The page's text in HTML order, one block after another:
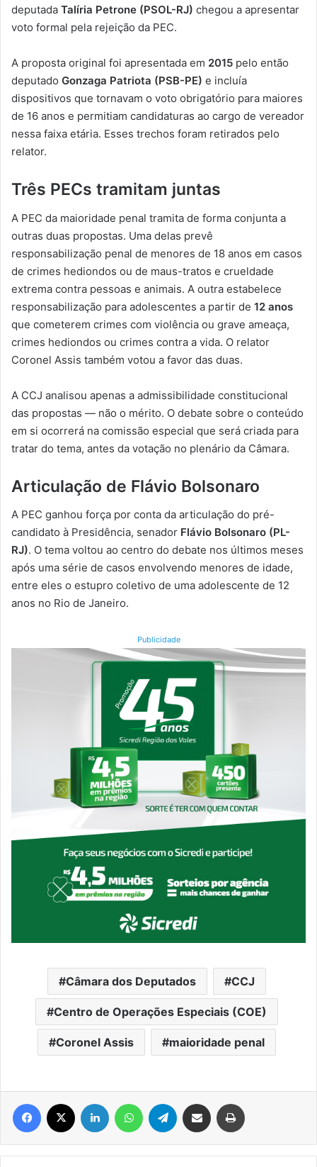
deputada Talíria Petrone (PSOL-RJ) chegou a apresentar
voto formal pela rejeição da PEC.
A proposta original foi apresentada em 2015 pelo então
deputado Gonzaga Patriota (PSB-PE) e incluía
dispositivos que tornavam o voto obrigatório para maiores
de 16 anos e permitiam candidaturas ao cargo de vereador
nessa faixa etária. Esses trechos foram retirados pelo
relator.
Três PECs tramitam juntas
A PEC da maioridade penal tramita de forma conjunta a
outras duas propostas. Uma delas prevê
responsabilização penal de menores de 18 anos em casos
de crimes hediondos ou de maus-tratos e crueldade
extrema contra pessoas e animais. A outra estabelece
responsabilização para adolescentes a partir de 12 anos
que cometerem crimes com violência ou grave ameaça,
crimes hediondos ou crimes contra a vida. O relator
Coronel Assis também votou a favor das duas.
A CCJ analisou apenas a admissibilidade constitucional
das propostas — não o mérito. O debate sobre o conteúdo
em si ocorrerá na comissão especial que será criada para
tratar do tema, antes da votação no plenário da Câmara.
Articulação de Flávio Bolsonaro
A PEC ganhou força por conta da articulação do pré-
candidato à Presidência, senador Flávio Bolsonaro (PL-
RJ). O tema voltou ao centro do debate nos últimos meses
após uma série de casos envolvendo menores de idade,
entre eles o estupro coletivo de uma adolescente de 12
anos no Rio de Janeiro.
Publicidade
Câmara dos Deputados CCJ
Centro de Operações Especiais (COE)
Coronel Assis maioridade penal
Facebook Linkedin WhatsAppTelegram Compartilhar via e-mail